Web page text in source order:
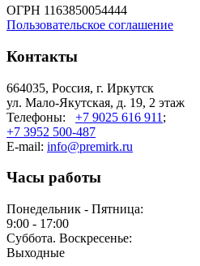
ОГРН 1163850054444
Пользовательское соглашение
Контакты
664035, Россия, г. Иркутск
ул. Мало-Якутская, д. 19, 2 этаж
Телефоны: +7 9025 616 911 ;
+7 3952 500-487
E-mail: info@premirk.ru
Часы работы
Понедельник - Пятница:
9:00 - 17:00
Суббота. Воскресенье:
Выходные